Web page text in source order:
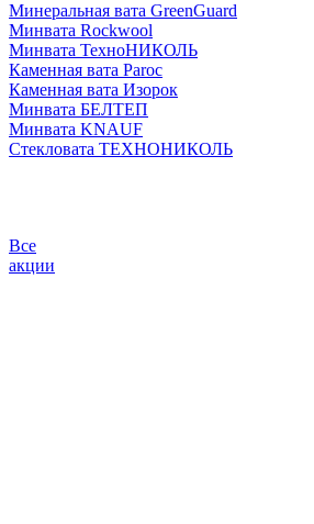
Минеральная вата GreenGuard
Минвата Rockwool
Минвата ТехноНИКОЛЬ
Каменная вата Paroc
Каменная вата Изорок
Минвата БЕЛТЕП
Минвата KNAUF
Стекловата ТЕХНОНИКОЛЬ
Все
акции